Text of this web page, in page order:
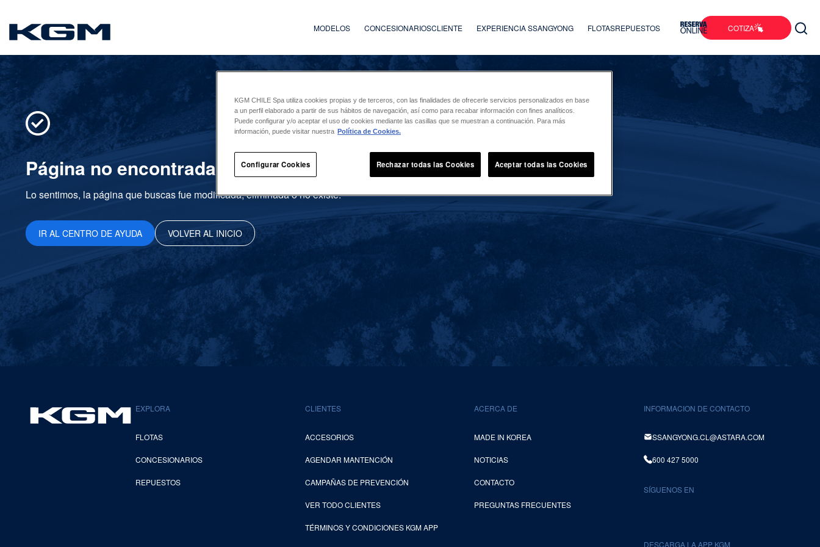
SsangYong MODELOS CONCESIONARIOSCLIENTE EXPERIENCIA SSANGYONG FLOTASREPUESTOS COTIZA
Página no encontrada
Lo sentimos, la página que buscas fue modificada, eliminada o no existe.
IR AL CENTRO DE AYUDA VOLVER AL INICIO
EXPLORA
FLOTAS
CONCESIONARIOS
REPUESTOS
CLIENTES
ACCESORIOS
AGENDAR MANTENCIÓN
CAMPAÑAS DE PREVENCIÓN
VER TODO CLIENTES
TÉRMINOS Y CONDICIONES KGM APP
ACERCA DE
MADE IN KOREA
NOTICIAS
CONTACTO
PREGUNTAS FRECUENTES
INFORMACION DE CONTACTO
SSANGYONG.CL@ASTARA.COM
600 427 5000
SÍGUENOS EN
DESCARGA LA APP KGM
KGM CHILE Spa utiliza cookies propias y de terceros, con las finalidades de ofrecerle servicios personalizados en base
a un perfil elaborado a partir de sus hábitos de navegación, así como para recabar información con fines analíticos.
Puede configurar y/o aceptar el uso de cookies mediante las casillas que se muestran a continuación. Para más
información, puede visitar nuestra Política de Cookies.
Configurar Cookies Rechazar todas las Cookies Aceptar todas las Cookies